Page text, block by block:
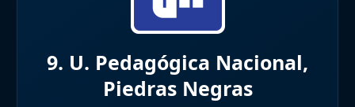
9. U. Pedagógica Nacional,
Piedras Negras